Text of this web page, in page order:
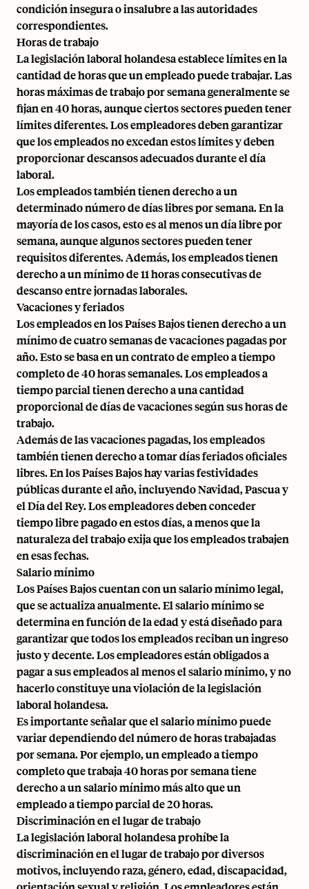
condición insegura o insalubre a las autoridades
correspondientes.
Horas de trabajo
La legislación laboral holandesa establece límites en la
cantidad de horas que un empleado puede trabajar. Las
horas máximas de trabajo por semana generalmente se
fijan en 40 horas, aunque ciertos sectores pueden tener
límites diferentes. Los empleadores deben garantizar
que los empleados no excedan estos límites y deben
proporcionar descansos adecuados durante el día
laboral.
Los empleados también tienen derecho a un
determinado número de días libres por semana. En la
mayoría de los casos, esto es al menos un día libre por
semana, aunque algunos sectores pueden tener
requisitos diferentes. Además, los empleados tienen
derecho a un mínimo de 11 horas consecutivas de
descanso entre jornadas laborales.
Vacaciones y feriados
Los empleados en los Países Bajos tienen derecho a un
mínimo de cuatro semanas de vacaciones pagadas por
año. Esto se basa en un contrato de empleo a tiempo
completo de 40 horas semanales. Los empleados a
tiempo parcial tienen derecho a una cantidad
proporcional de días de vacaciones según sus horas de
trabajo.
Además de las vacaciones pagadas, los empleados
también tienen derecho a tomar días feriados oficiales
libres. En los Países Bajos hay varias festividades
públicas durante el año, incluyendo Navidad, Pascua y
el Día del Rey. Los empleadores deben conceder
tiempo libre pagado en estos días, a menos que la
naturaleza del trabajo exija que los empleados trabajen
en esas fechas.
Salario mínimo
Los Países Bajos cuentan con un salario mínimo legal,
que se actualiza anualmente. El salario mínimo se
determina en función de la edad y está diseñado para
garantizar que todos los empleados reciban un ingreso
justo y decente. Los empleadores están obligados a
pagar a sus empleados al menos el salario mínimo, y no
hacerlo constituye una violación de la legislación
laboral holandesa.
Es importante señalar que el salario mínimo puede
variar dependiendo del número de horas trabajadas
por semana. Por ejemplo, un empleado a tiempo
completo que trabaja 40 horas por semana tiene
derecho a un salario mínimo más alto que un
empleado a tiempo parcial de 20 horas.
Discriminación en el lugar de trabajo
La legislación laboral holandesa prohíbe la
discriminación en el lugar de trabajo por diversos
motivos, incluyendo raza, género, edad, discapacidad,